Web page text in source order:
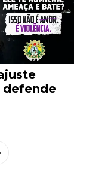
defende